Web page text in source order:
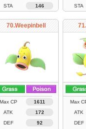
STA
146
STA
70.Weepinbell
Max CP
1611
ATK
172
DEF
92
Max
ATK
DEF